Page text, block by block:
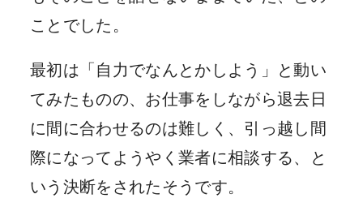
ことでした。
最初は「自力でなんとかしよう」と動い
てみたものの、お仕事をしながら退去日
に間に合わせるのは難しく、引っ越し間
際になってようやく業者に相談する、と
いう決断をされたそうです。